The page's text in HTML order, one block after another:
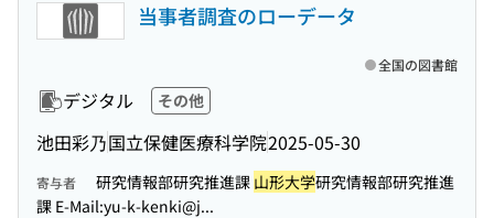
当事者調査のローデータ
デジタル その他
池田彩乃国立保健医療科学院2025-05-30
全国の図書館
寄与者 研究情報部研究推進課 山形大学研究情報部研究推進
課 E-Mail:yu-k-kenki@j...